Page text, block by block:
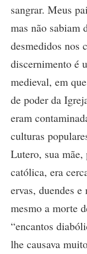
sangrar. Meus
mas não sabiam
desmedidos nos
discernimento é
medieval, em
de poder da
eram
culturas
Lutero, sua
católica, era
ervas, duendes
mesmo a morte
“encantos
lhe causava